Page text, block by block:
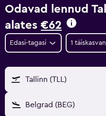
Odavad lennud
alates €62
Edasi-tagasi 1
Tallinn (TLL)
Belgrad (BEG)